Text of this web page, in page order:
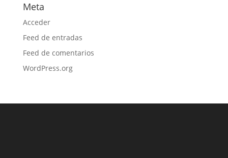
Meta
Acceder
Feed de entradas
Feed de comentarios
WordPress.org